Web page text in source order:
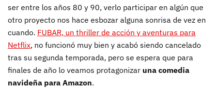
ser entre los años 80 y 90, verlo participar en algún que
otro proyecto nos hace esbozar alguna sonrisa de vez en
cuando. FUBAR, un thriller de acción y aventuras para
Netflix, no funcionó muy bien y acabó siendo cancelado
tras su segunda temporada, pero se espera que para
finales de año lo veamos protagonizar una comedia
navideña para Amazon.